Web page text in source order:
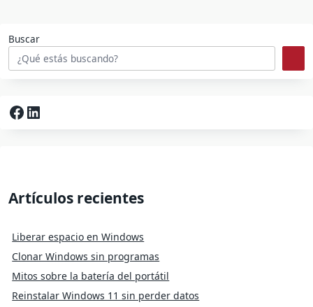
Buscar
Facebook
LinkedIn
Artículos recientes
Liberar espacio en Windows
Clonar Windows sin programas
Mitos sobre la batería del portátil
Reinstalar Windows 11 sin perder datos